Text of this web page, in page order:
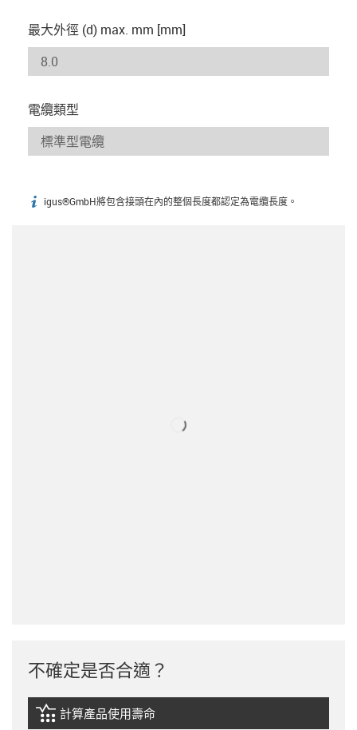
最大外徑 (d) max. mm [mm]
電纜類型
igus-icon-info
igus®GmbH將包含接頭在內的整個長度都認定為電纜長度。
不確定是否合適？
igus-icon-lebensdauerrechner
計算產品使用壽命